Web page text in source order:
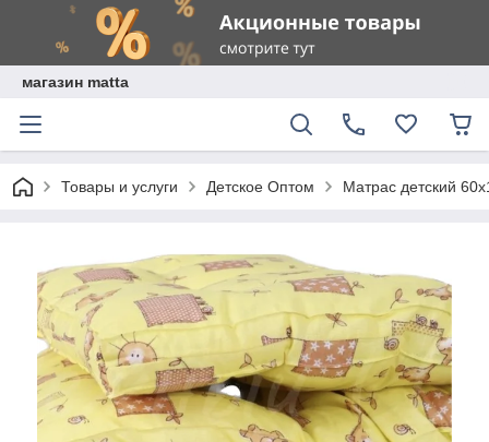
магазин matta
Товары и услуги Детское Оптом Матрас детский